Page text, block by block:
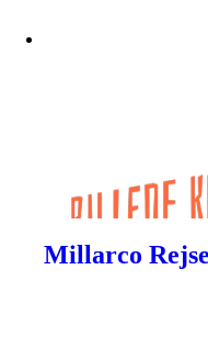
Millarco